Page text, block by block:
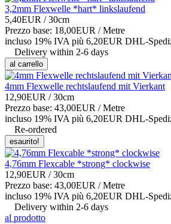
3,2mm Flexwelle *hart* linkslaufend
5,40EUR / 30cm
Prezzo base: 18,00EUR /Metre
incluso 19% IVA più 6,20EUR DHL-
Delivery within 2-6 days
al carrello
4mm Flexwelle rechtslaufend mit Vierkant
12,90EUR / 30cm
Prezzo base: 43,00EUR /Metre
incluso 19% IVA più 6,20EUR DHL-
Re-ordered
esaurito!
4,76mm Flexcable *strong* clockwise
12,90EUR / 30cm
Prezzo base: 43,00EUR /Metre
incluso 19% IVA più 6,20EUR DHL-
Delivery within 2-6 days
al prodotto